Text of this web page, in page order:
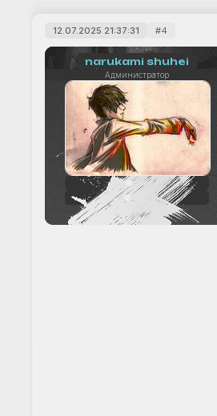
4
12.07.2025 21:37:31
narukami shuhei
Администратор
242
+33